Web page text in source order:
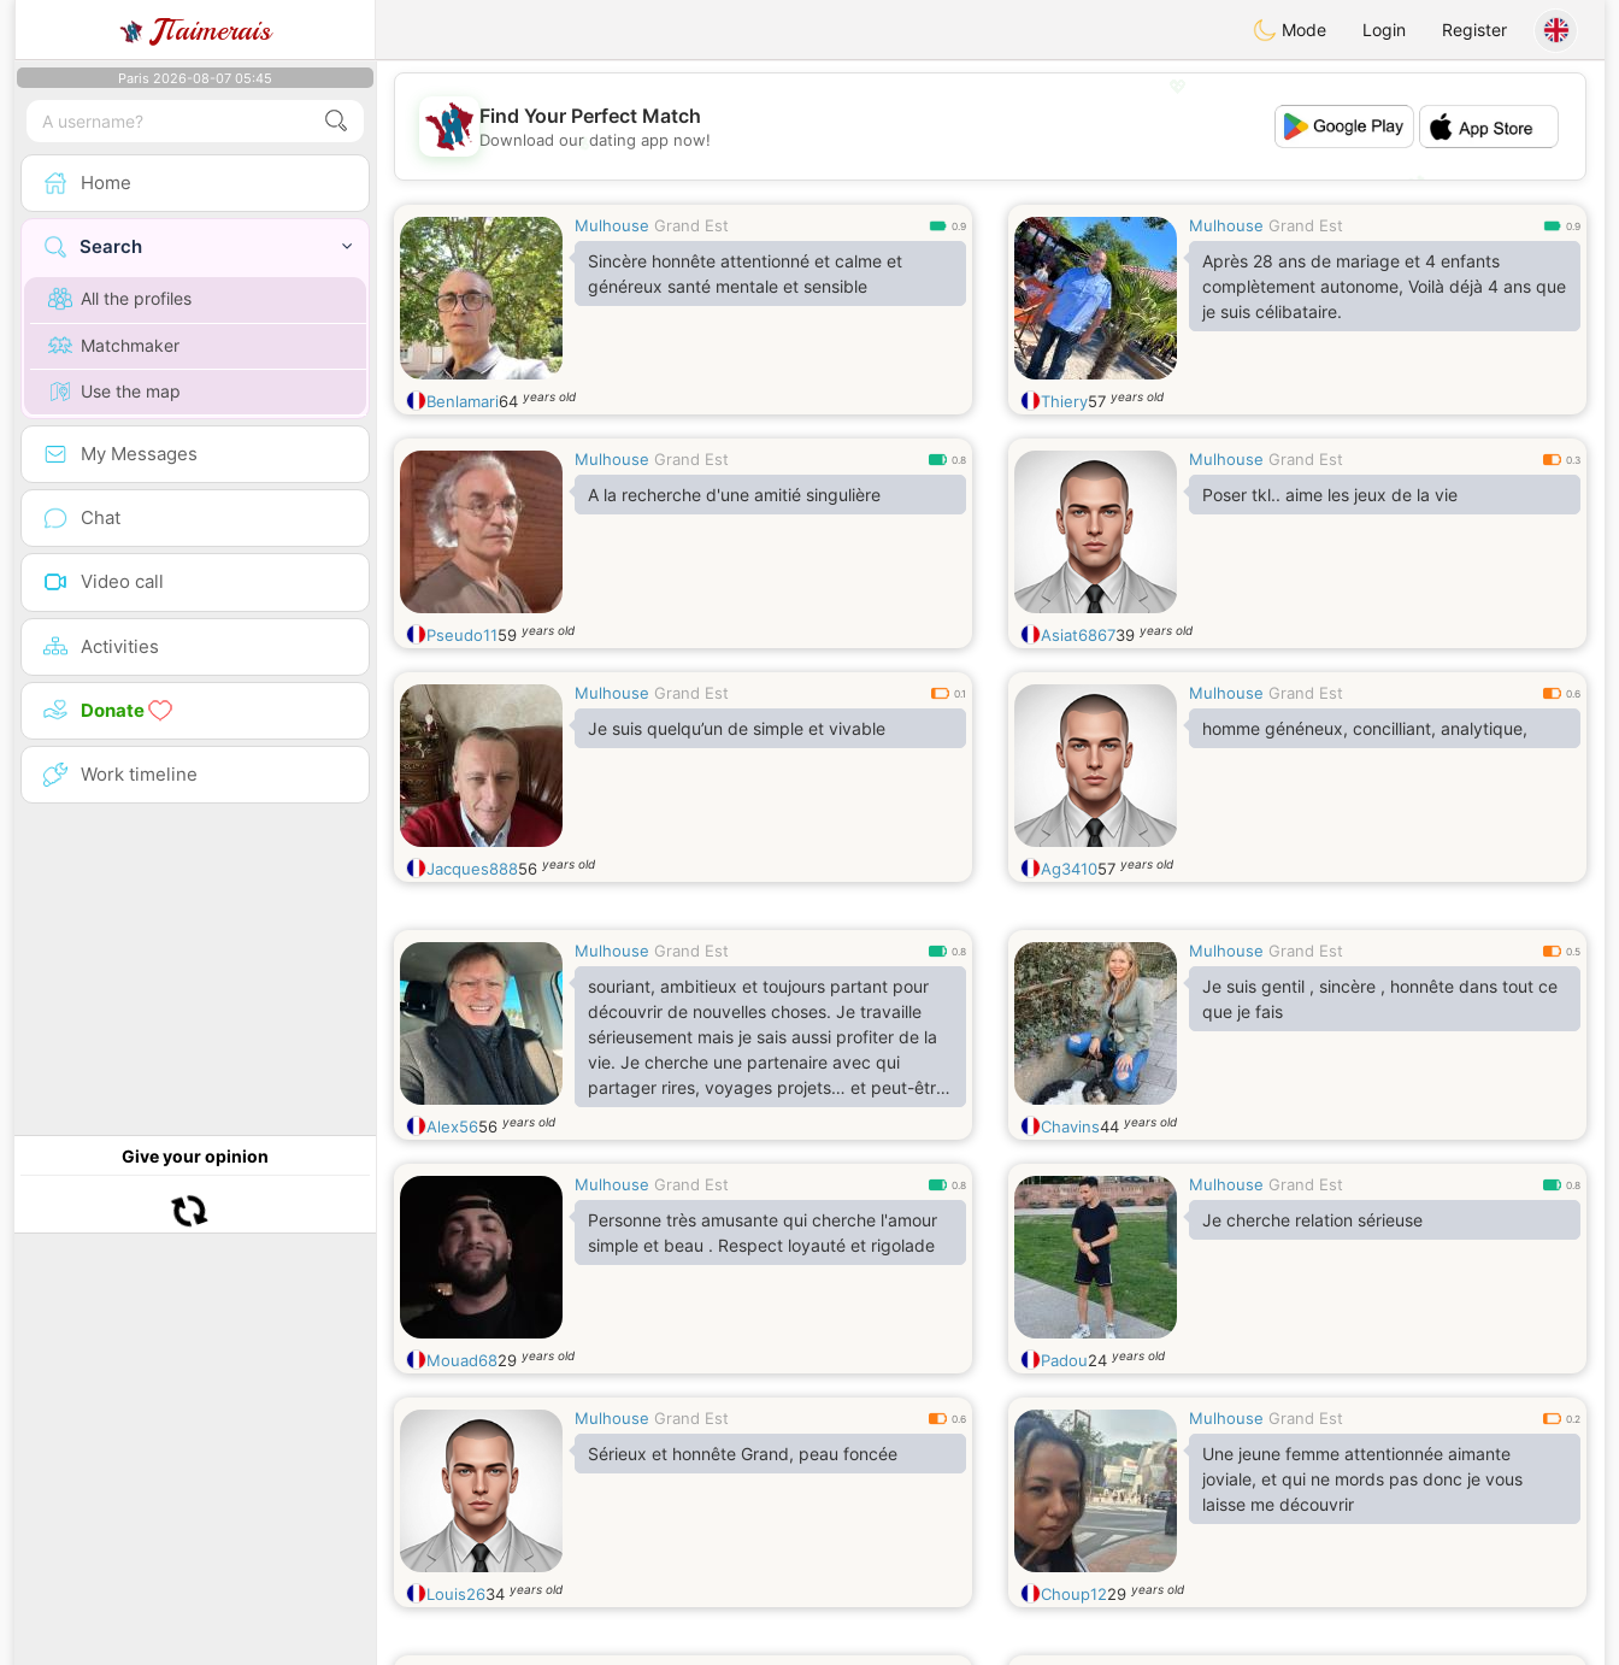
JTaimerais Mode Login Register
Paris 2026-08-07 05:45
Home
Search
All the profiles
Matchmaker
Use the map
My Messages
Chat
Video call
Activities
Donate
Work timeline
Give your opinion
💖
💕
Find Your Perfect Match
Download our dating app now!
Mulhouse Grand Est 0.9
Sincère honnête attentionné et calme et
généreux santé mentale et sensible
Benlamari64 years old
Mulhouse Grand Est 0.9
Après 28 ans de mariage et 4 enfants
complètement autonome, Voilà déjà 4 ans que
je suis célibataire.
Thiery57 years old
Mulhouse Grand Est 0.8
A la recherche d'une amitié singulière
Pseudo1159 years old
Mulhouse Grand Est 0.3
Poser tkl.. aime les jeux de la vie
Asiat686739 years old
Mulhouse Grand Est 0.1
Je suis quelqu’un de simple et vivable
Jacques88856 years old
Mulhouse Grand Est 0.6
homme généneux, concilliant, analytique,
Ag341057 years old
Mulhouse Grand Est 0.8
souriant, ambitieux et toujours partant pour
découvrir de nouvelles choses. Je travaille
sérieusement mais je sais aussi profiter de la
vie. Je cherche une partenaire avec qui
partager rires, voyages projets… et peut-être
plus si affinité.
Alex5656 years old
Mulhouse Grand Est 0.5
Je suis gentil , sincère , honnête dans tout ce
que je fais
Chavins44 years old
Mulhouse Grand Est 0.8
Personne très amusante qui cherche l'amour
simple et beau . Respect loyauté et rigolade
Mouad6829 years old
Mulhouse Grand Est 0.8
Je cherche relation sérieuse
Padou24 years old
Mulhouse Grand Est 0.6
Sérieux et honnête Grand, peau foncée
Louis2634 years old
Mulhouse Grand Est 0.2
Une jeune femme attentionnée aimante
joviale, et qui ne mords pas donc je vous
laisse me découvrir
Choup1229 years old